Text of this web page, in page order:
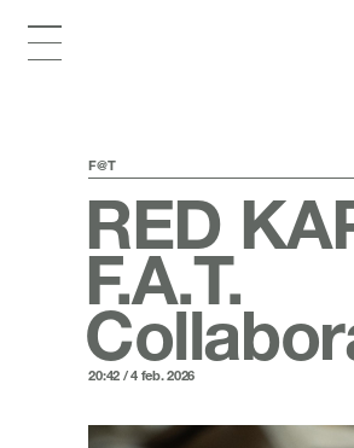
F@T
RED
F.A.T.
20:42 / 4 feb. 2026